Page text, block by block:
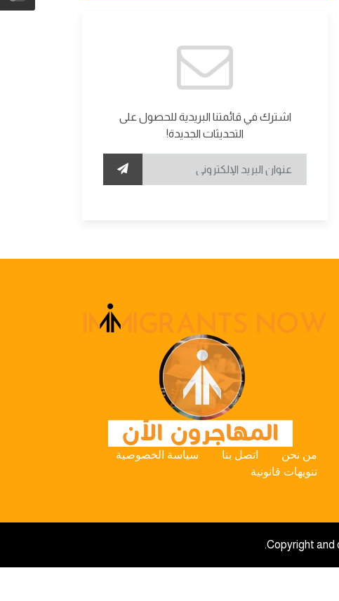
اشترك في قائمتنا البريدية للحصول على
التحديثات الجديدة!
من نحن اتصل بنا
سياسة الخصوصية
تنويهات قانونية
Copyright and